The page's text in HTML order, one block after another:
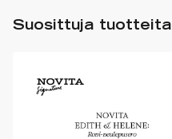
Suosittuja tuotteita